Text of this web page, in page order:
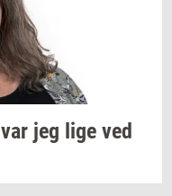
var jeg lige ved